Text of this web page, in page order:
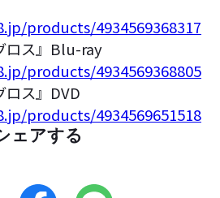
products/4934569368317
ロス』Blu-ray
products/4934569368805
ロス』DVD
products/4934569651518
ェアする